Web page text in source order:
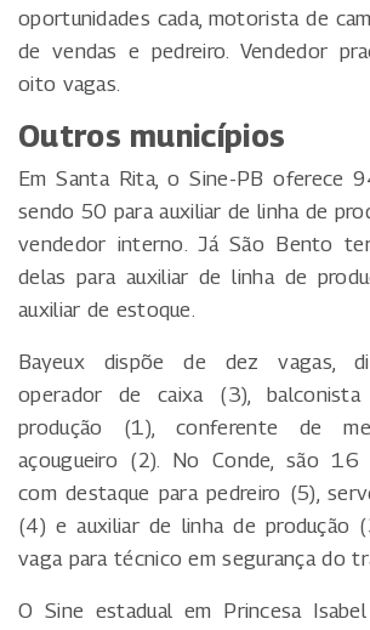
oportunidades cada, motorista de
de vendas e pedreiro. Vendedor
oito vagas.
Outros municípios
Em Santa Rita, o Sine-PB oferece
sendo 50 para auxiliar de linha de
vendedor interno. Já São Bento
delas para auxiliar de linha de
auxiliar de estoque.
Bayeux dispõe de dez vagas,
operador de caixa (3),
produção (1), conferente de
açougueiro (2). No Conde, são 16
com destaque para pedreiro (5),
(4) e auxiliar de linha de produção
vaga para técnico em segurança do
O Sine estadual em Princesa